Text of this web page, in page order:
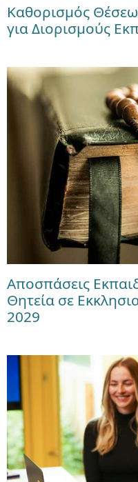
Καθορισμός
για Διορισμούς
Αποσπάσεις
Θητεία σε
2029